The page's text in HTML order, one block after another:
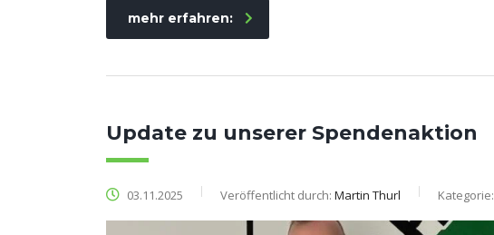
mehr erfahren:
Update zu unserer Spendenaktion
03.11.2025 Veröffentlicht durch: Martin Thurl Kategorie: